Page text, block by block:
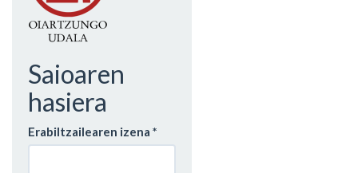
Saioaren
hasiera
Erabiltzailearen izena *